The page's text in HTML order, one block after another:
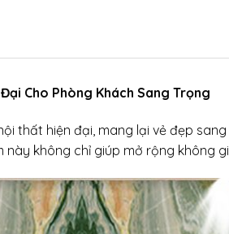
Cho Phòng Khách Sang Trọng
thất hiện đại, mang lại vẻ đẹp
không chỉ giúp mở rộng không